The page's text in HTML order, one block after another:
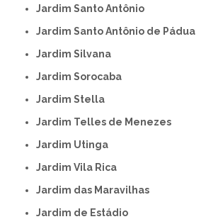
Jardim Santo Antônio
Jardim Santo Antônio de Pádua
Jardim Silvana
Jardim Sorocaba
Jardim Stella
Jardim Telles de Menezes
Jardim Utinga
Jardim Vila Rica
Jardim das Maravilhas
Jardim de Estádio